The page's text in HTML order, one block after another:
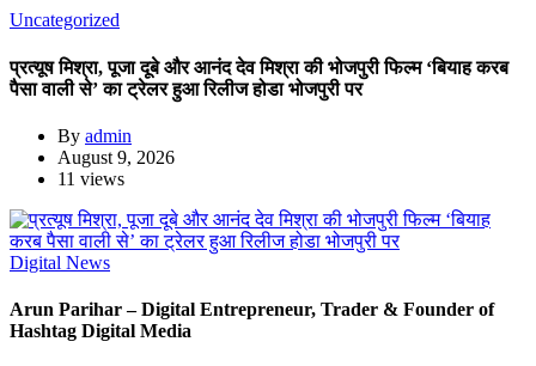
Uncategorized
प्रत्यूष मिश्रा, पूजा दूबे और आनंद देव मिश्रा की भोजपुरी फिल्म ‘बियाह करब
पैसा वाली से’ का ट्रेलर हुआ रिलीज होडा भोजपुरी पर
By admin
August 9, 2026
11 views
Digital News
Arun Parihar – Digital Entrepreneur, Trader & Founder of
Hashtag Digital Media